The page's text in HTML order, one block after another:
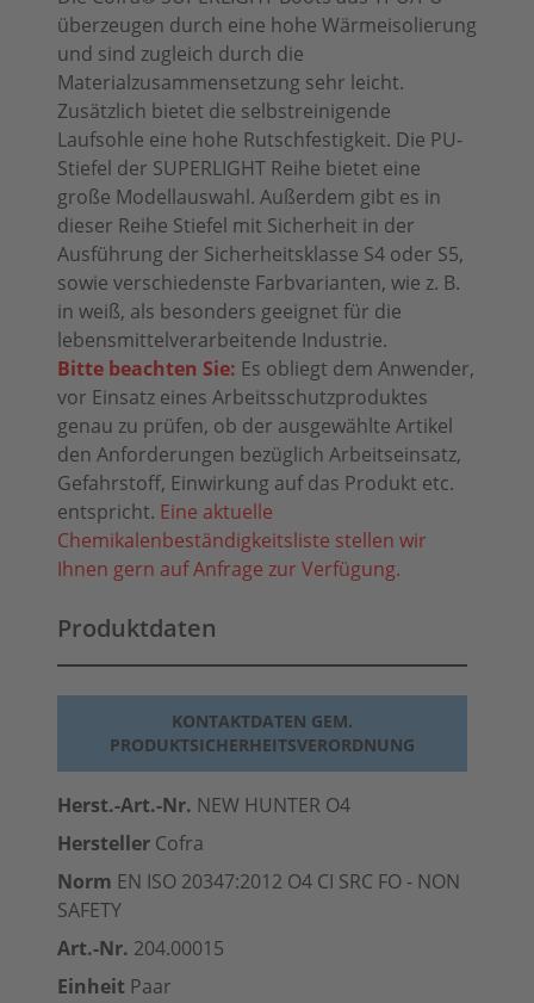
überzeugen durch eine hohe Wärmeisolierung
und sind zugleich durch die
Materialzusammensetzung sehr leicht.
Zusätzlich bietet die selbstreinigende
Laufsohle eine hohe Rutschfestigkeit. Die PU-
Stiefel der SUPERLIGHT Reihe bietet eine
große Modellauswahl. Außerdem gibt es in
dieser Reihe Stiefel mit Sicherheit in der
Ausführung der Sicherheitsklasse S4 oder S5,
sowie verschiedenste Farbvarianten, wie z. B.
in weiß, als besonders geeignet für die
lebensmittelverarbeitende Industrie.
Bitte beachten Sie: Es obliegt dem Anwender,
vor Einsatz eines Arbeitsschutzproduktes
genau zu prüfen, ob der ausgewählte Artikel
den Anforderungen bezüglich Arbeitseinsatz,
Gefahrstoff, Einwirkung auf das Produkt etc.
entspricht. Eine aktuelle
Chemikalenbeständigkeitsliste stellen wir
Ihnen gern auf Anfrage zur Verfügung.
Produktdaten
KONTAKTDATEN GEM.
PRODUKTSICHERHEITSVERORDNUNG
Herst.-Art.-Nr. NEW HUNTER O4
Hersteller Cofra
Norm EN ISO 20347:2012 O4 CI SRC FO - NON
SAFETY
Art.-Nr. 204.00015
Einheit Paar